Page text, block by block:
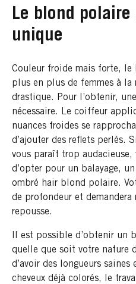
Le blond
unique
Couleur froide mais forte,
plus en plus de femmes à la
drastique. Pour l’obtenir,
nécessaire. Le coiffeur
nuances froides se
d’ajouter des reflets perlés.
vous paraît trop
d’opter pour un balayage,
ombré hair blond polaire.
de profondeur et
repousse.
Il est possible d’obtenir un
quelle que soit votre nature
d’avoir des longueurs
cheveux déjà colorés, le